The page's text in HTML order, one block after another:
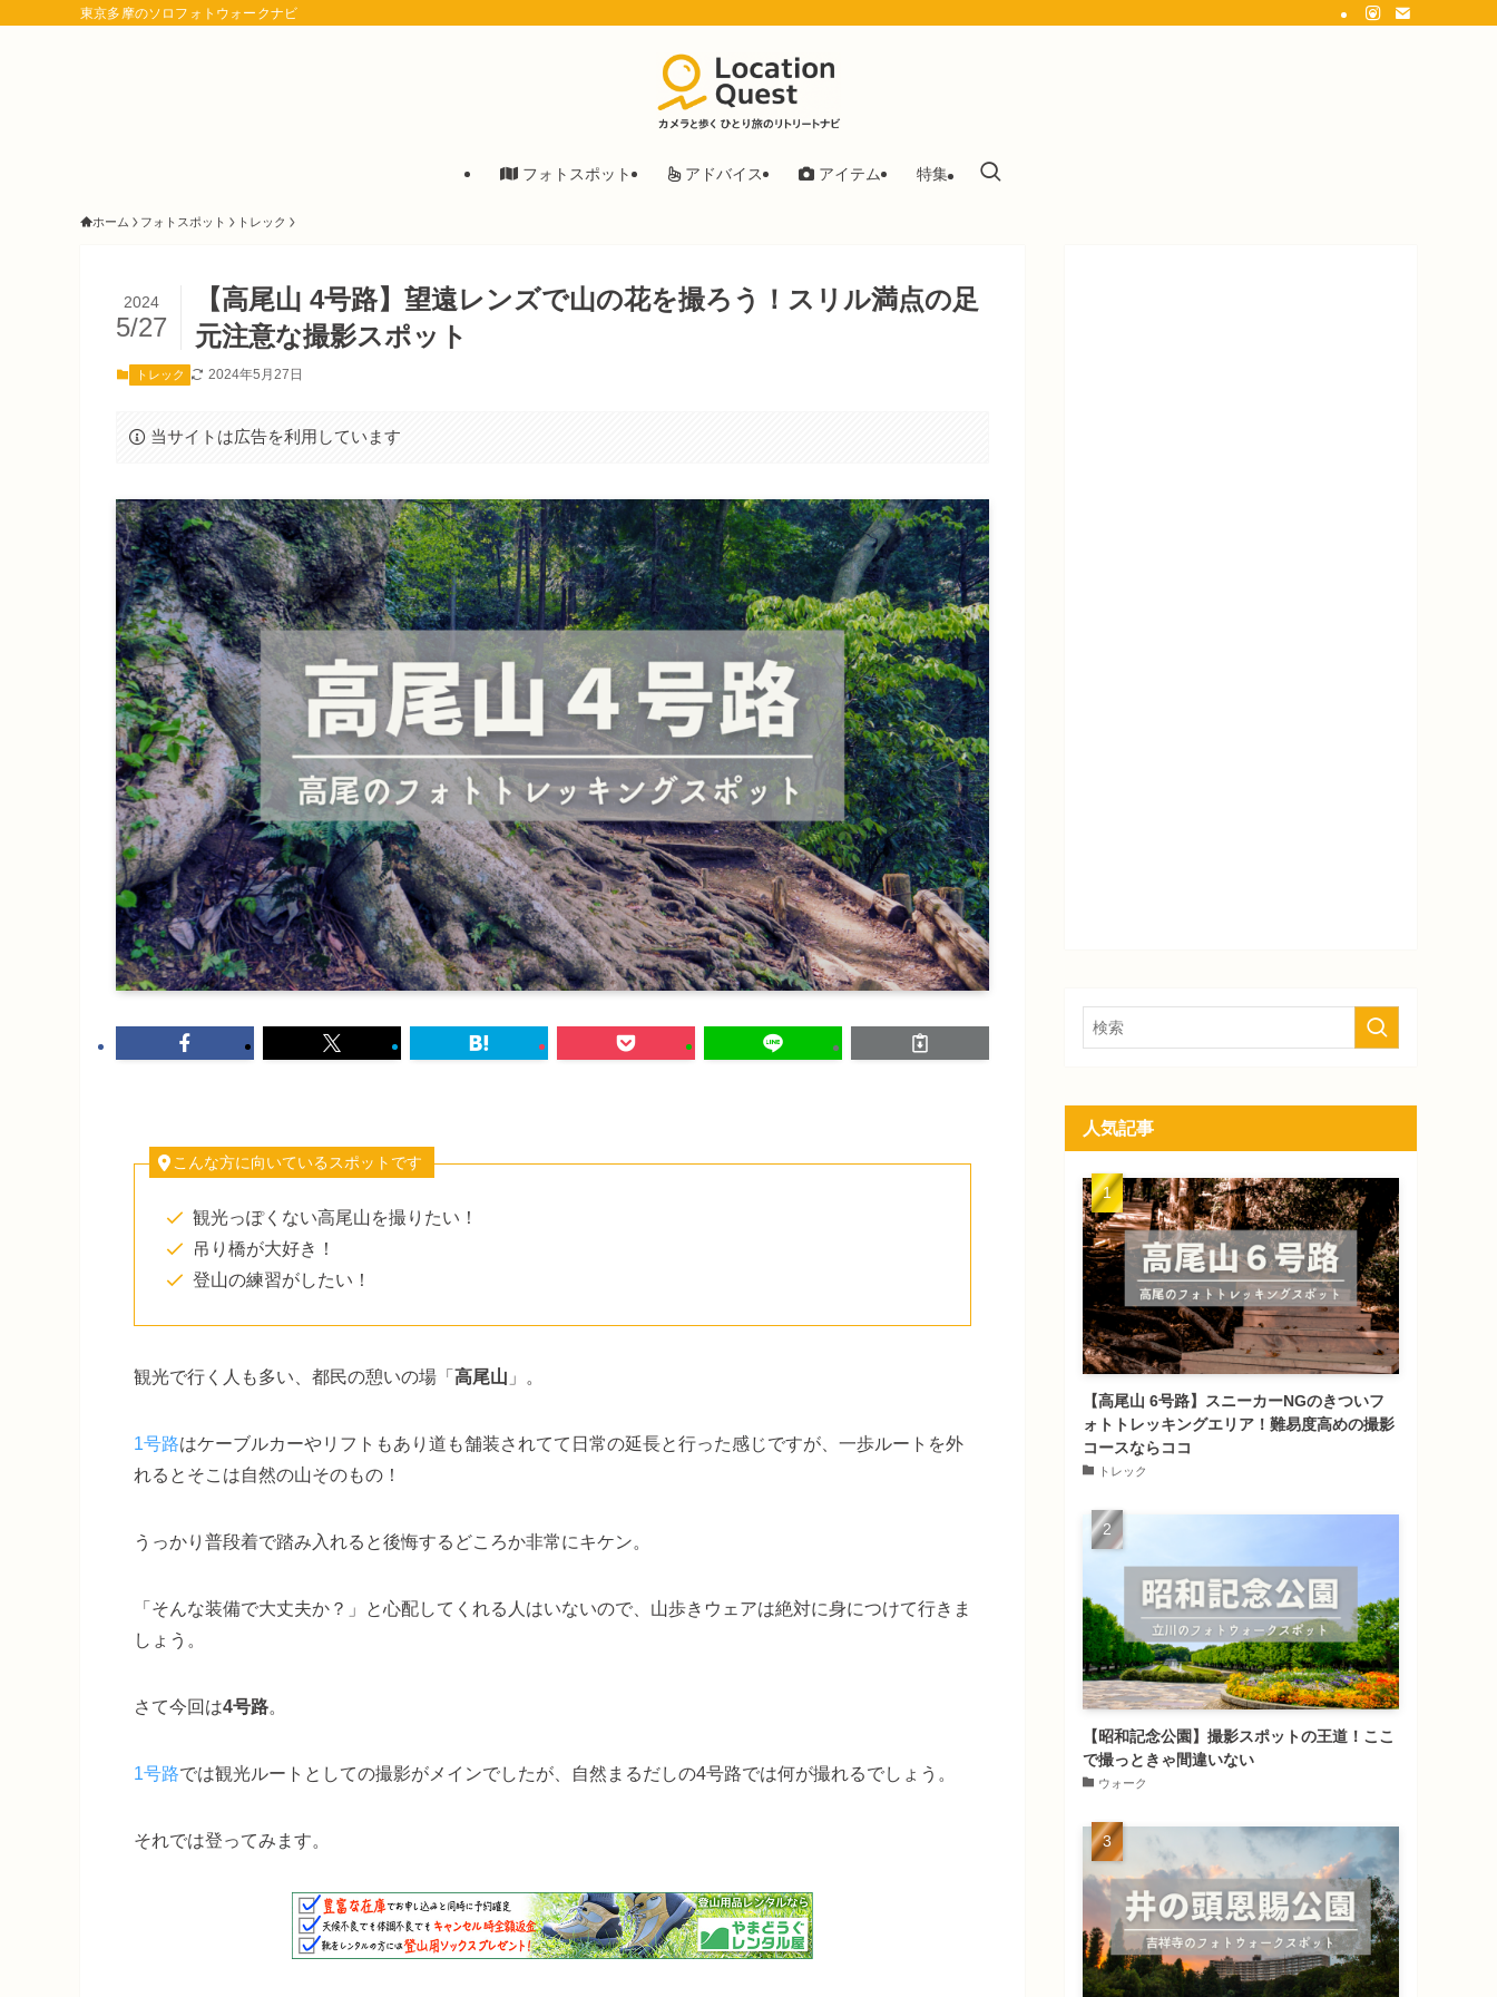
東京多摩のソロフォトウォークナビ
フォトスポット アドバイス アイテム 特集
ホーム フォトスポット トレック
【高尾山 4号路】望遠レンズで山の花を撮ろう！スリル満点の足
元注意な撮影スポット
2024
5/27
トレック 2024年5月27日
当サイトは広告を利用しています
こんな方に向いているスポットです
観光っぽくない高尾山を撮りたい！
吊り橋が大好き！
登山の練習がしたい！
観光で行く人も多い、都民の憩いの場「 高尾山 」。
1号路はケーブルカーやリフトもあり道も舗装されてて日常の延長と行った感じですが、一歩ルートを外
れるとそこは自然の山そのもの！
うっかり普段着で踏み入れると後悔するどころか非常にキケン。
「そんな装備で大丈夫か？」と心配してくれる人はいないので、山歩きウェアは絶対に身につけて行きま
しょう。
さて今回は4号路。
1号路では観光ルートとしての撮影がメインでしたが、自然まるだしの4号路では何が撮れるでしょう。
それでは登ってみます。
人気記事
【高尾山 6号路】スニーカーNGのきついフ
ォトトレッキングエリア！難易度高めの撮影
コースならココ
トレック
【昭和記念公園】撮影スポットの王道！ここ
で撮っときゃ間違いない
ウォーク